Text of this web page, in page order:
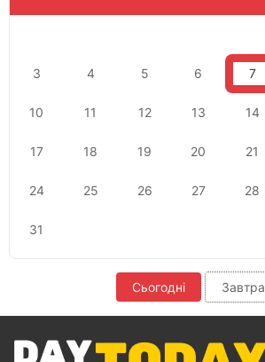
3 4 5 6 7
10 11 12 13 14
17 18 19 20 21
24 25 26 27 28
31
Сьогодні Завтра